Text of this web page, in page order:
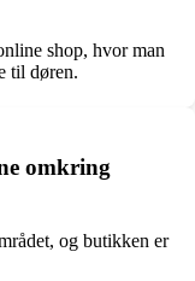
shop, hvor man
til døren.
omkring
og butikken er